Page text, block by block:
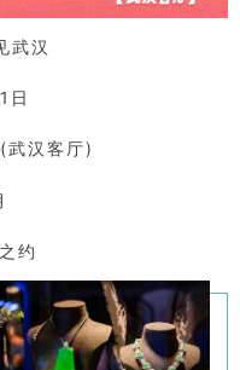
武汉
日
武汉客厅)
约